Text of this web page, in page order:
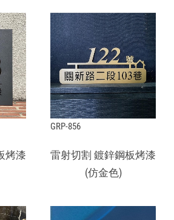
烤漆
GRP-856
雷射切割 鍍鋅鋼板烤漆
(仿金色)